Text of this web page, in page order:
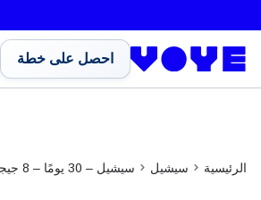
احصل على خطة
الرئيسية سيشيل سيشيل – 30 يومًا – 8 جيجابايت